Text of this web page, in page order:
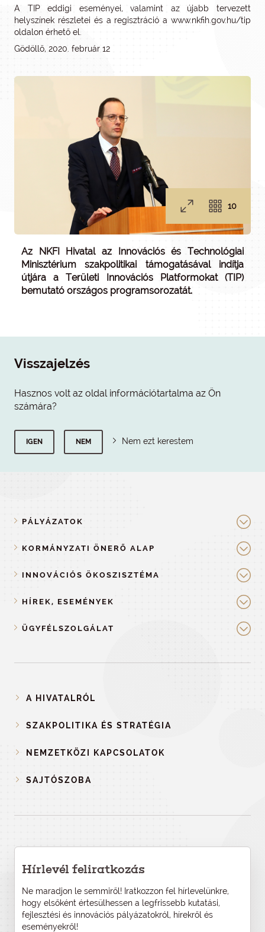
A TIP eddigi eseményei, valamint az újabb tervezett
helyszínek részletei és a regisztráció a www.nkfih.gov.hu/tip
oldalon érhető el.
Gödöllő, 2020. február 12
10
Az NKFI Hivatal az Innovációs és Technológiai
Minisztérium szakpolitikai támogatásával indítja
útjára a Területi Innovációs Platformokat (TIP)
bemutató országos programsorozatát.
Visszajelzés
Hasznos volt az oldal információtartalma az Ön
számára?
IGEN NEM Nem ezt kerestem
PÁLYÁZATOK
KORMÁNYZATI ÖNERŐ ALAP
INNOVÁCIÓS ÖKOSZISZTÉMA
HÍREK, ESEMÉNYEK
ÜGYFÉLSZOLGÁLAT
A HIVATALRÓL
SZAKPOLITIKA ÉS STRATÉGIA
NEMZETKÖZI KAPCSOLATOK
SAJTÓSZOBA
Hírlevél feliratkozás
Ne maradjon le semmiről! Iratkozzon fel hírlevelünkre,
hogy elsőként értesülhessen a legfrissebb kutatási,
fejlesztési és innovációs pályázatokról, hírekről és
eseményekről!